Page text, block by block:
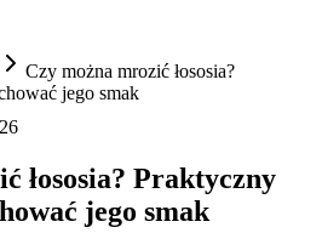
Czy można mrozić łososia?
jego smak
łososia? Praktyczny
jego smak